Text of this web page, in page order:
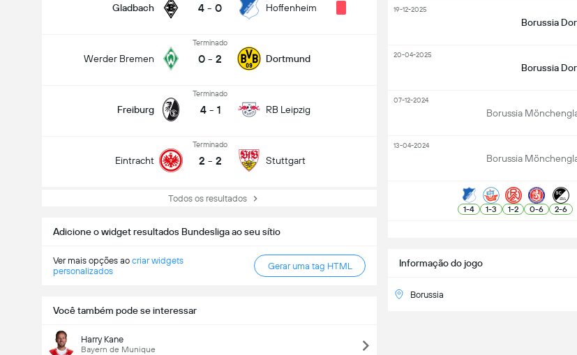
Gladbach 4 - 0 Hoffenheim
Werder Bremen
Terminado
0 - 2 Dortmund
Freiburg
Terminado
4 - 1 RB Leipzig
Eintracht
Terminado
2 - 2 Stuttgart
Todos os resultados
Adicione o widget resultados Bundesliga ao seu sítio
Ver mais opções ao criar widgets
personalizados
Gerar uma tag HTML
Você também pode se interessar
Harry Kane
Bayern de Munique
Informação do jogo
Borussia
Borussia
19-12-2025
Borussia
20-04-2025
Borussia
07-12-2024
Borussia
13-04-2024
1-4 1-3 1-2 0-6 2-6